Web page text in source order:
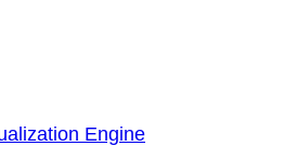
Engine